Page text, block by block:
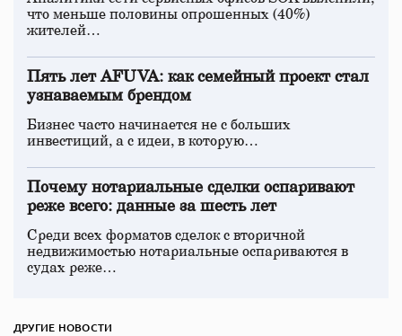
что меньше половины опрошенных (40%)
жителей…
Пять лет AFUVA: как семейный проект стал
узнаваемым брендом
Бизнес часто начинается не с больших
инвестиций, а с идеи, в которую…
Почему нотариальные сделки оспаривают
реже всего: данные за шесть лет
Среди всех форматов сделок с вторичной
недвижимостью нотариальные оспариваются в
судах реже…
ДРУГИЕ НОВОСТИ